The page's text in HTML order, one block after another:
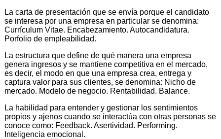
La carta de presentación que se envía porque el candidato
se interesa por una empresa en particular se denomina:
Currículum Vitae. Encabezamiento. Autocandidatura.
Porfolio de empleabilidad.
La estructura que define de qué manera una empresa
genera ingresos y se mantiene competitiva en el mercado,
es decir, el modo en que una empresa crea, entrega y
captura valor para sus clientes, se denomina: Nicho de
mercado. Modelo de negocio. Rentabilidad. Balance.
La habilidad para entender y gestionar los sentimientos
propios y ajenos cuando se interactúa con otras personas se
conoce como: Feedback. Asertividad. Performing.
Inteligencia emocional.